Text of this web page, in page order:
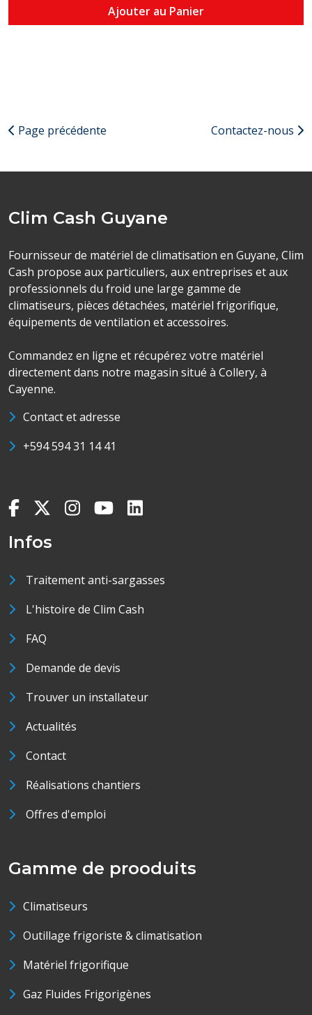
Ajouter au Panier
Page précédente Contactez-nous
Clim Cash Guyane
Fournisseur de matériel de climatisation en Guyane, Clim
Cash propose aux particuliers, aux entreprises et aux
professionnels du froid une large gamme de
climatiseurs, pièces détachées, matériel frigorifique,
équipements de ventilation et accessoires.
Commandez en ligne et récupérez votre matériel
directement dans notre magasin situé à Collery, à
Cayenne.
Contact et adresse
+594 594 31 14 41
Infos
Traitement anti-sargasses
L'histoire de Clim Cash
FAQ
Demande de devis
Trouver un installateur
Actualités
Contact
Réalisations chantiers
Offres d'emploi
Gamme de prooduits
Climatiseurs
Outillage frigoriste & climatisation
Matériel frigorifique
Gaz Fluides Frigorigènes